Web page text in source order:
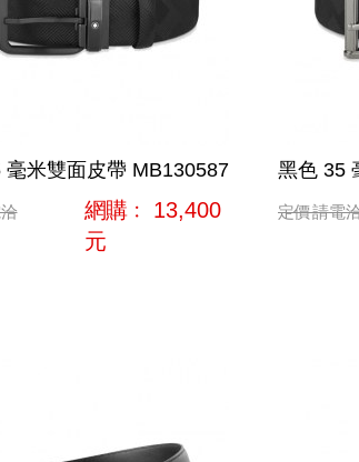
毫米雙面皮帶 MB130587
網購﹕ 13,400
元
黑色 35
定價請電